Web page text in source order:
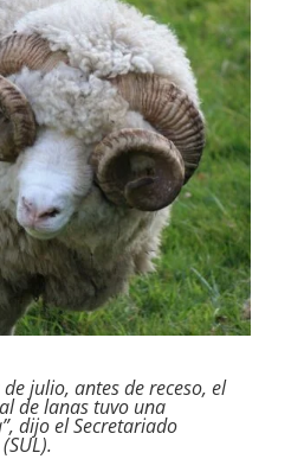
julio, antes de receso, el
de lanas tuvo una
dijo el Secretariado